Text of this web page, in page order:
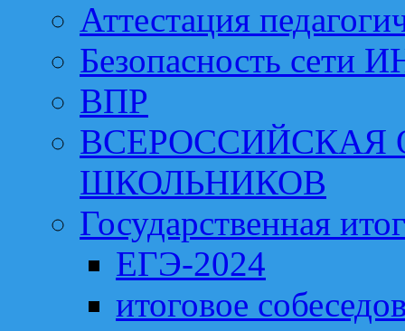
Аттестация
Безопасность сети
ВПР
ШКОЛЬНИКОВ
Государственная
ЕГЭ-2024
итоговое